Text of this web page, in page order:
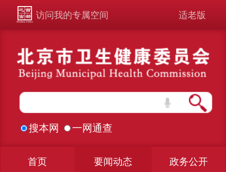
访问我的专属空间 适老版
搜本网 一网通查
首页 要闻动态 政务公开